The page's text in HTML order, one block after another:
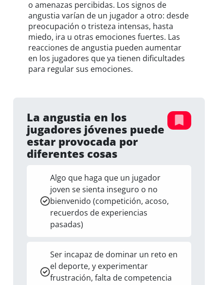
o amenazas percibidas. Los signos de
angustia varían de un jugador a otro: desde
preocupación o tristeza intensas, hasta
miedo, ira u otras emociones fuertes. Las
reacciones de angustia pueden aumentar
en los jugadores que ya tienen dificultades
para regular sus emociones.
La angustia en los
jugadores jóvenes puede
estar provocada por
diferentes cosas
Algo que haga que un jugador
joven se sienta inseguro o no
bienvenido (competición, acoso,
recuerdos de experiencias
pasadas)
Ser incapaz de dominar un reto en
el deporte, y experimentar
frustración, falta de competencia